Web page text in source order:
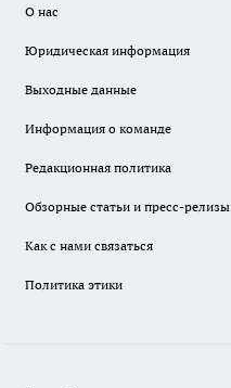
О нас
Юридическая информация
Выходные данные
Информация о команде
Редакционная политика
Обзорные статьи и пресс-релизы
Как с нами связаться
Политика этики